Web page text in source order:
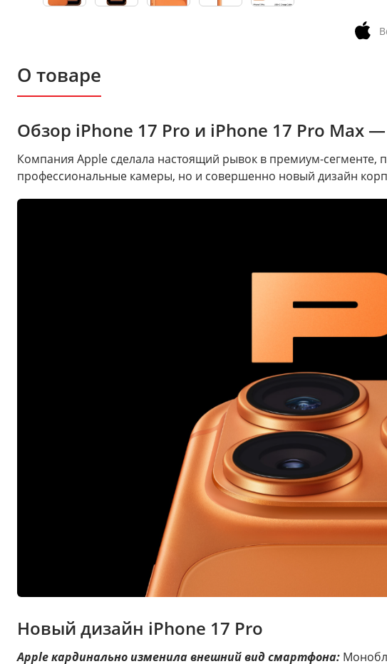
О товаре
Обзор iPhone 17 Pro и iPhone 17 Pro
Компания Apple сделала настоящий рывок в премиум-сегменте,
профессиональные камеры, но и совершенно новый дизайн
Новый дизайн iPhone 17 Pro
Apple кардинально изменила внешний вид смартфона: